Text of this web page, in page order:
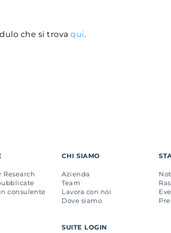
che si trovaqui.
consulente
CHI SIAMO
Azienda
Team
Lavora con noi
Dove siamo
SUITE LOGIN